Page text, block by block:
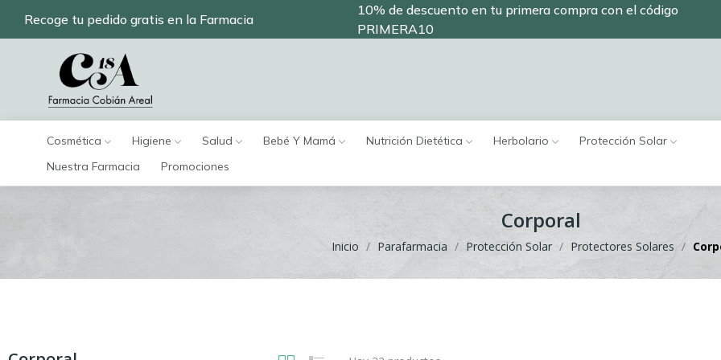
Recoge tu pedido gratis en la Farmacia
10% de descuento en tu primera compra con el código
PRIMERA10
Cosmética Higiene Salud Bebé Y Mamá Nutrición Dietética Herbolario
Protección Solar
Nuestra Farmacia
Promociones
Corporal
Inicio Parafarmacia Protección Solar Protectores Solares